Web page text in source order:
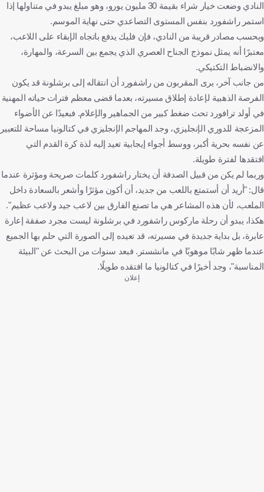
النادي وضعت خيار شراء بقيمة 30 مليون يورو، وهو مبلغ يبدو في متناولها إذا
استمر راشفورد بنفس المستوى التصاعدي حتى نهاية الموسم.
وبحسب مصادر قريبة من النادي، فإن فليك يدفع باتجاه الإبقاء على اللاعب،
معتبرًا أنه يمثل نموذج الجناح العصري الذي يجمع بين السرعة، والمهارة،
والانضباط التكتيكي.
من جانب آخر، يرى المقربون من راشفورد أن انتقاله إلى برشلونة قد يكون
الفرصة الذهبية لإعادة إطلاق مسيرته، بعدما قضى معظم فترات حياته المهنية
في أولد ترافورد تحت ضغط كبير من الجماهير والإعلام. فبعيدًا عن الأضواء
المزعجة للدوري الإنجليزي، وجد المهاجم الإنجليزي في كتالونيا مساحة للتعبير
عن نفسه بحرية أكبر، ووسط أجواء إيجابية تعيد إليه لذة كرة القدم التي
افتقدها لفترة طويلة.
وربما لم يكن من قبيل الصدفة أن يختار راشفورد كلمات صريحة ومؤثرة عندما
قال: "أريد أن أستمتع باللعب من جديد، أن أكون مؤثرًا وأشعر بالسعادة داخل
الملعب، لأن هذه المشاعر هي ما تصنع الفارق بين لاعب جيد ولاعب عظيم".
هكذا، يبدو أن رحلة ماركوس راشفورد في برشلونة ليست مجرد صفقة إعارة
عابرة، بل بداية جديدة في مسيرته، قد تعيده إلى الصورة التي حلم بها الجميع
عندما ظهر شابًا موهوبًا في مانشستر. فبعد سنوات من البحث عن "البيئة
المناسبة"، وجد أخيرًا في كتالونيا ما افتقده طويلًا.
إعلان